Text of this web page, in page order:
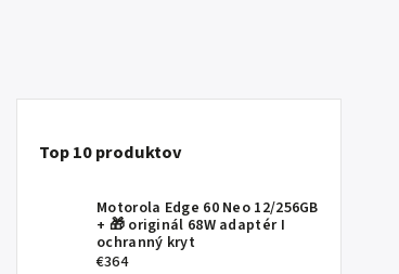
Top 10 produktov
Motorola Edge 60 Neo 12/256GB
+ 🎁 originál 68W adaptér I
ochranný kryt
€364